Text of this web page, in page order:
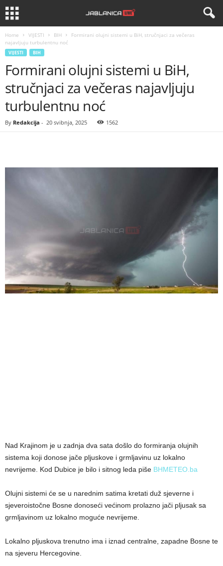
Home VIJESTI BIH
Formirani olujni sistemi u BiH, stručnjaci za večeras
najavljuju turbulentnu noć
VIJESTI BIH
Formirani olujni sistemi u BiH,
stručnjaci za večeras najavljuju
turbulentnu noć
By Redakcija - 20 svibnja, 2025 1562
Nad Krajinom je u zadnja dva sata došlo do formiranja olujnih
sistema koji donose jače pljuskove i grmljavinu uz lokalno
nevrijeme. Kod Dubice je bilo i sitnog leda piše BHMETEO.ba
Olujni sistemi će se u narednim satima kretati duž sjeverne i
sjeveroistočne Bosne donoseći većinom prolazno jači pljusak sa
grmljavinom uz lokalno moguće nevrijeme.
Lokalno pljuskova trenutno ima i iznad centralne, zapadne Bosne te
na sjeveru Hercegovine.